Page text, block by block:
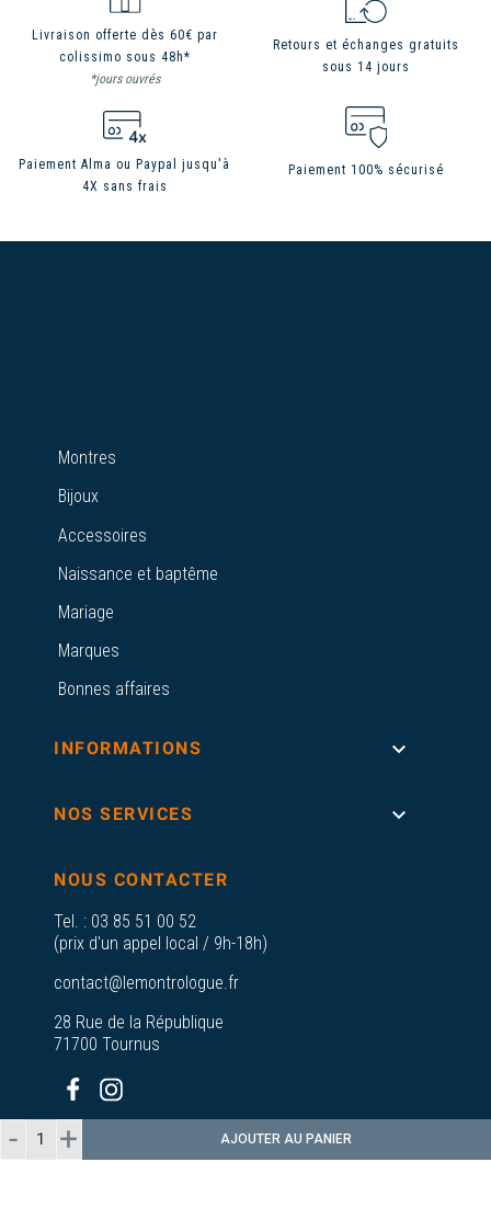
AJOUTER AU PANIER
Livraison offerte dès 60€ par
colissimo sous 48h*
*jours ouvrés
Retours et échanges gratuits
sous 14 jours
Paiement Alma ou Paypal jusqu'à
4X sans frais
Paiement 100% sécurisé
Montres
Bijoux
Accessoires
Naissance et baptême
Mariage
Marques
Bonnes affaires
INFORMATIONS 
NOS SERVICES 
NOUS CONTACTER
Tel. : 03 85 51 00 52
(prix d'un appel local / 9h-18h)
contact@lemontrologue.fr
28 Rue de la République
71700 Tournus